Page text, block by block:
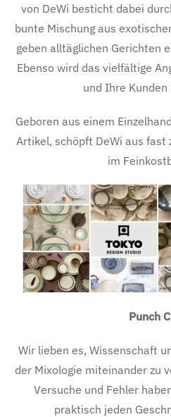
von DeWi besticht dabei
bunte Mischung aus
geben alltäglichen Gerichten
Ebenso wird das vielfältige
und Ihre Kunden
Geboren aus einem
Artikel, schöpft DeWi aus fast
im
Punch
Wir lieben es, Wissenschaft
der Mixologie miteinander zu
Versuche und Fehler
praktisch jeden